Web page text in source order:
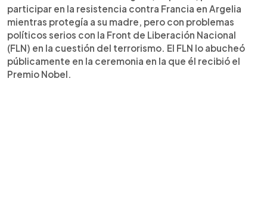
participar en la resistencia contra Francia en Argelia
mientras protegía a su madre, pero con problemas
políticos serios con la Front de Liberación Nacional
(FLN) en la cuestión del terrorismo. El FLN lo abucheó
públicamente en la ceremonia en la que él recibió el
Premio Nobel.